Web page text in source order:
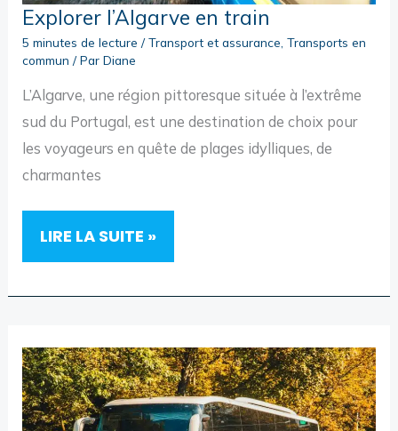
Explorer l’Algarve en train
5 minutes de lecture /Transport et assurance ,Transports en
commun / ParDiane
L’Algarve, une région pittoresque située à l’extrême
sud du Portugal, est une destination de choix pour
les voyageurs en quête de plages idylliques, de
charmantes
EXPLORER
EN
LIRE LA SUITE »